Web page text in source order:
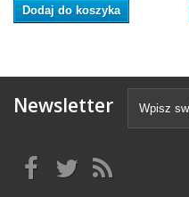
Dodaj do koszyka
Newsletter